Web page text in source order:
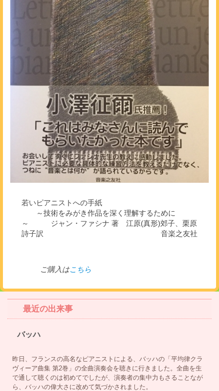
若いピアニストへの手紙
～技術をみがき作品を深く理解するために
～ ジャン・ファシナ 著 江原(真形)郊子、栗原
詩子訳 音楽之友社
ご購入はこちら
最近の出来事
バッハ
昨日、フランスの高名なピアニストによる、バッハの「平均律クラ
ヴィーア曲集 第2巻」の全曲演奏会を聴きに行きました。全曲を生
で通して聴くのは初めてでしたが、演奏者の集中力もさることなが
ら、バッハの偉大さに改めて気づかされました。